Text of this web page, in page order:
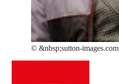
© &nbsp;sutton-images.com